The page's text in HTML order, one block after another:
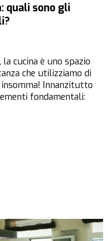
quali sono gli
cucina è uno spazio
che utilizziamo di
Innanzitutto
fondamentali: